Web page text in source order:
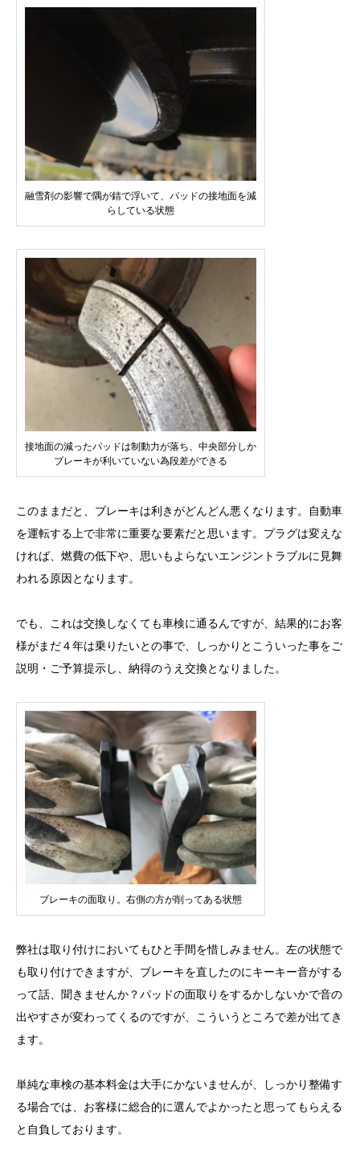
融雪剤の影響で隅が錆で浮いて、パッドの接地面を減
らしている状態
接地面の減ったパッドは制動力が落ち、中央部分しか
ブレーキが利いていない為段差ができる
このままだと、ブレーキは利きがどんどん悪くなります。自動車
を運転する上で非常に重要な要素だと思います。プラグは変えな
ければ、燃費の低下や、思いもよらないエンジントラブルに見舞
われる原因となります。
でも、これは交換しなくても車検に通るんですが、結果的にお客
様がまだ４年は乗りたいとの事で、しっかりとこういった事をご
説明・ご予算提示し、納得のうえ交換となりました。
ブレーキの面取り。右側の方が削ってある状態
弊社は取り付けにおいてもひと手間を惜しみません。左の状態で
も取り付けできますが、ブレーキを直したのにキーキー音がする
って話、聞きませんか？パッドの面取りをするかしないかで音の
出やすさが変わってくるのですが、こういうところで差が出てき
ます。
単純な車検の基本料金は大手にかないませんが、しっかり整備す
る場合では、お客様に総合的に選んでよかったと思ってもらえる
と自負しております。